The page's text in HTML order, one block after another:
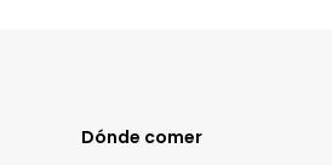
Dónde comer